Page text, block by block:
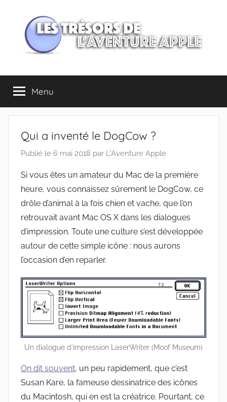
contenu
Les
trésors
de
l'Aventure
Apple
Menu
Qui a inventé le DogCow ?
Publié le 6 mai 2018 par L'Aventure Apple
Si vous êtes un amateur du Mac de la première
heure, vous connaissez sûrement le DogCow, ce
drôle d’animal à la fois chien et vache, que l’on
retrouvait avant Mac OS X dans les dialogues
d’impression. Toute une culture s’est développée
autour de cette simple icône : nous aurons
l’occasion d’en reparler.
Un dialogue d’impression LaserWriter (Moof Museum)
On dit souvent, un peu rapidement, que c’est
Susan Kare, la fameuse dessinatrice des icônes
du Macintosh, qui en est la créatrice. Pourtant, ce